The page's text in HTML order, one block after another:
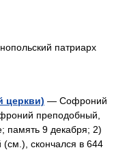
патриарх
церкви) — Софроний
преподобный,
память 9 декабря; 2)
скончался в 644